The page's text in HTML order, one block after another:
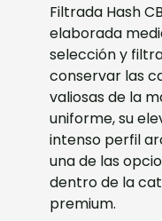
Filtrada Hash
elaborada
selección y
conservar las
valiosas de la
uniforme, su
intenso perfil
una de las
dentro de la
premium.